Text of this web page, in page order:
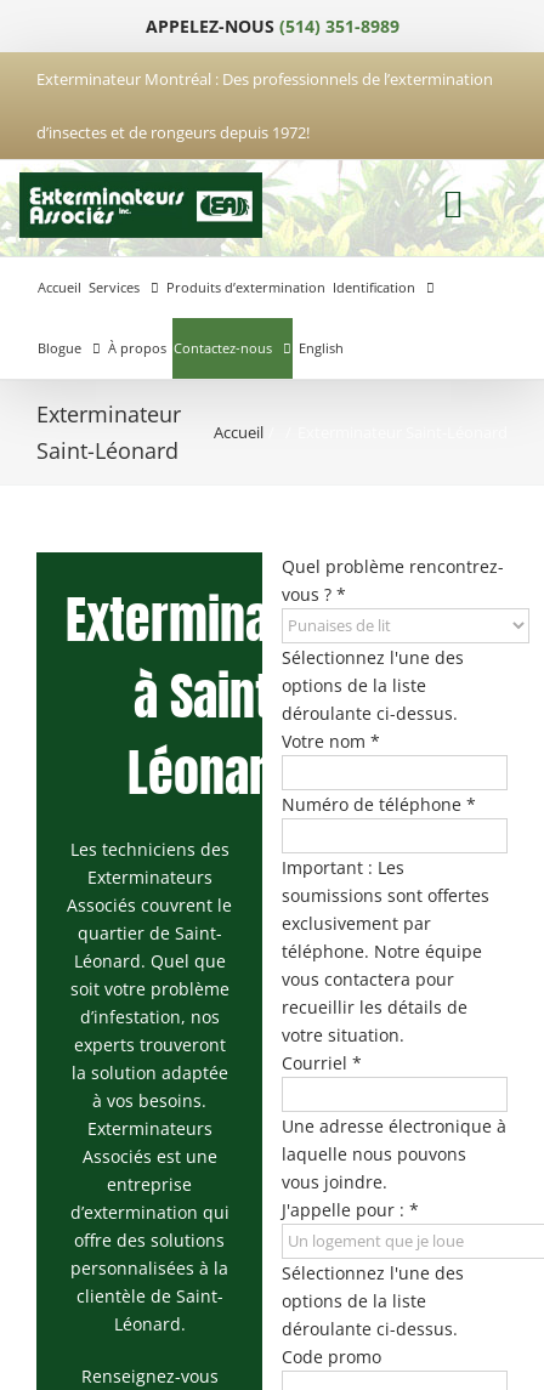
contenu
APPELEZ-NOUS (514) 351-8989
Exterminateur Montréal : Des professionnels de l’extermination
d’insectes et de rongeurs depuis 1972!
Accueil Services Produits d’extermination Identification
Blogue À propos Contactez-nous
Exterminateur
Exterminateur
Montréal-
Exterminateur
Montréal-Est
Exterminateur
Plateau-Mont-
Exterminateur
Pointe-aux-
Trembles
Exterminateur
Villeray-St-
Michel-Parc-
Extension
Exterminateur
Rosemont / La
Petite Patrie
Exterminateur
Rivière-des-
Prairies
Exterminateur
St-Léonard
Exterminateur
Exterminateur
Longueuil
Exterminateur
Varennes
English
Exterminateur
Saint-Léonard
Accueil
Exterminateur
à Saint-
Léonard
Les techniciens des
Exterminateurs
Associés couvrent le
quartier de Saint-
Léonard. Quel que
soit votre problème
d’infestation, nos
experts trouveront
la solution adaptée
à vos besoins.
Exterminateurs
Associés est une
entreprise
d’extermination qui
offre des solutions
personnalisées à la
clientèle de Saint-
Léonard.
Renseignez-vous
Quel problème rencontrez-
vous ? *
Sélectionnez l'une des
options de la liste
déroulante ci-dessus.
Votre nom *
Numéro de téléphone *
Important : Les
soumissions sont offertes
exclusivement par
téléphone. Notre équipe
vous contactera pour
recueillir les détails de
votre situation.
Courriel *
Une adresse électronique à
laquelle nous pouvons
vous joindre.
J'appelle pour : *
Sélectionnez l'une des
options de la liste
déroulante ci-dessus.
Code promo